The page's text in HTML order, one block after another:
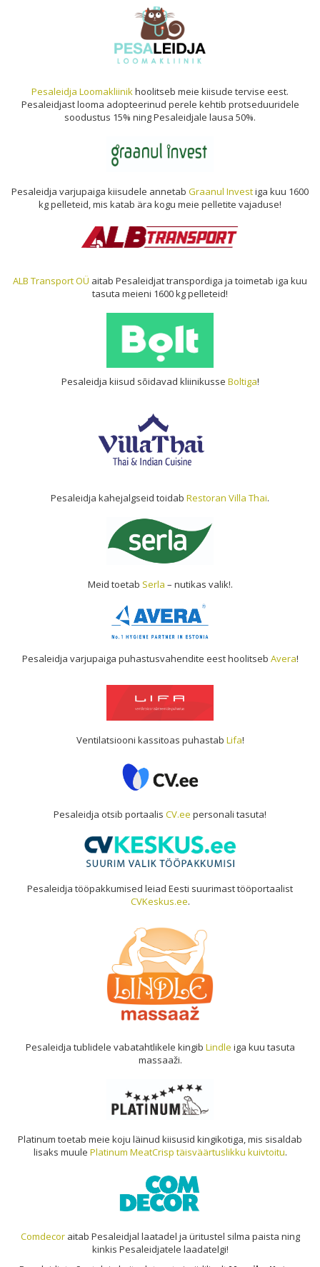
Pesaleidja Loomakliinikhoolitseb meie kiisude tervise eest.
Pesaleidjast looma adopteerinud perele kehtib protseduuridele
soodustus 15% ning Pesaleidjale lausa 50%.
Pesaleidja varjupaiga kiisudele annetab Graanul Investiga kuu 1600
kg pelleteid, mis katab ära kogu meie pelletite vajaduse!
ALB Transport OÜ aitab Pesaleidjat transpordiga ja toimetab iga kuu
tasuta meieni 1600 kg pelleteid!
Pesaleidja kiisud sõidavad kliinikusse Boltiga!
Pesaleidja kahejalgseid toidab Restoran Villa Thai.
Meid toetab Serla – nutikas valik!.
Pesaleidja varjupaiga puhastusvahendite eest hoolitseb Avera!
Ventilatsiooni kassitoas puhastab Lifa!
Pesaleidja otsib portaalis CV.ee personali tasuta!
Pesaleidja tööpakkumised leiad Eesti suurimast tööportaalist
CVKeskus.ee.
Pesaleidja tublidele vabatahtlikele kingib Lindle iga kuu tasuta
massaaži.
Platinum toetab meie koju läinud kiisusid kingikotiga, mis sisaldab
lisaks muule Platinum MeatCrisp täisväärtuslikku kuivtoitu.
Comdecoraitab Pesaleidjal laatadel ja üritustel silma paista ning
kinkis Pesaleidjatele laadatelgi!